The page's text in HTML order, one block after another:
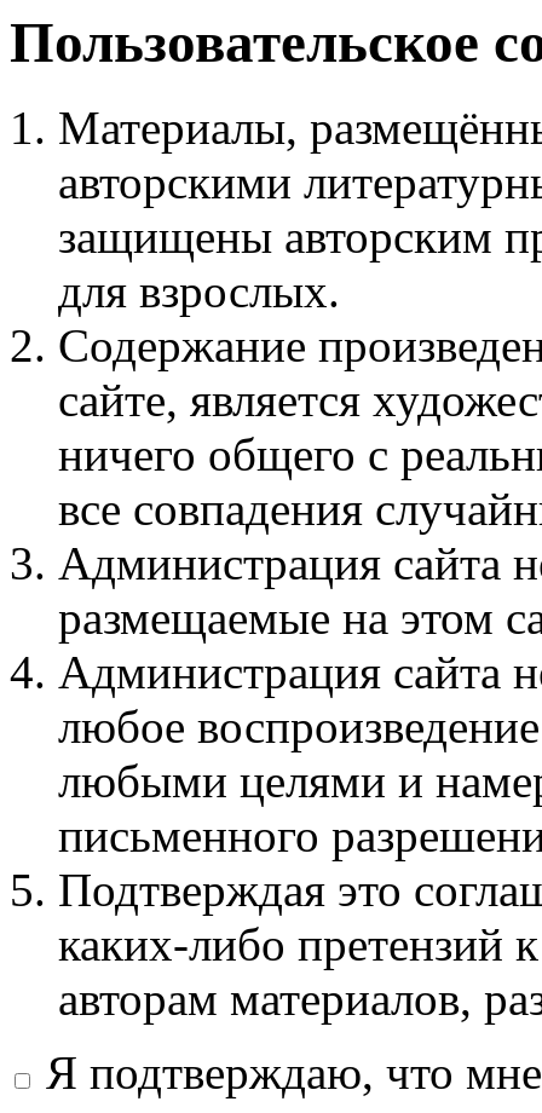
Пользовательское
Материалы,
авторскими
защищены авторским
для взрослых.
Содержание
сайте, является
ничего общего с
все совпадения
Администрация сайта
размещаемые на этом
Администрация сайта
любое
любыми целями и
письменного
Подтверждая это
каких-либо претензий
авторам материалов,
Я подтверждаю, что